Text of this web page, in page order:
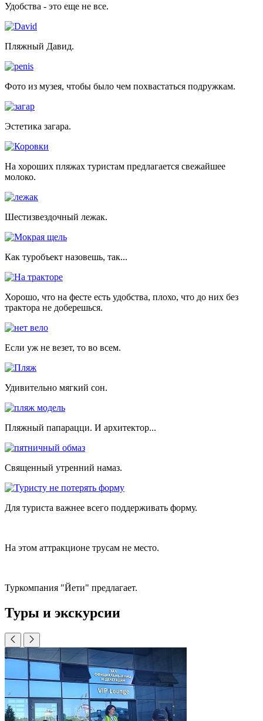
Удобства - это еще не все.
Пляжный Давид.
Фото из музея, чтобы было чем похвастаться подружкам.
Эстетика загара.
На хороших пляжах туристам предлагается свежайшее
молоко.
Шестизвездочный лежак.
Как туробъект назовешь, так...
Хорошо, что на фесте есть удобства, плохо, что до них без
трактора не доберешься.
Если уж не везет, то во всем.
Удивительно мягкий сон.
Пляжный папарацци. И архитектор...
Священный утренний намаз.
Для туриста важнее всего поддерживать форму.
На этом аттракционе трусам не место.
Туркомпания "Йети" предлагает.
Туры и экскурсии